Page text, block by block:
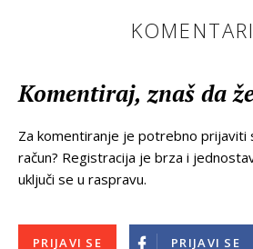
KOMENTARI
Komentiraj, znaš da
Za komentiranje je potrebno prijaviti
račun? Registracija je brza i
uključi se u raspravu.
PRIJAVI SE PRIJAVI SE